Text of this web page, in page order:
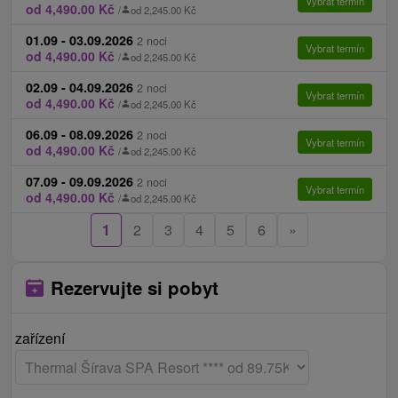
Osoby ubytované na přistýlce mají v ceně pobytu
ubytování, polopenzi a neomezený vstup do
Vodního a Saunového světa 18+.
bar, ktorý je otvorený od pondelka do nedele od
7:00 – 22:00 hod. a Albert view bar na najvyššom
poschodí vždy v piatok a v sobotu večer.
Občerstvenie je možné formou tapas ponuky jedál.
Počas súkromných a firemných akcií je možné bar
otvoriť podľa dohody. Otváracie hodiny: (len pre
hotelových hostí) : piatok, sobota a v top termínoch
(letné prázdniny): 18:00 hod. – 24:00 hod. V
hoteli sa dodržiava počas návštev gastro
prevádzok dress code.
Parkování:
Internet:WiFi připojení na internet.
od 4,490.00 Kč / od 2,245.00 Kč
01.09 - 03.09.2026 2 noci
od 4,490.00 Kč / od 2,245.00 Kč
Vybrat termín
02.09 - 04.09.2026 2 noci
od 4,490.00 Kč / od 2,245.00 Kč
Vybrat termín
06.09 - 08.09.2026 2 noci
od 4,490.00 Kč / od 2,245.00 Kč
Vybrat termín
07.09 - 09.09.2026 2 noci
od 4,490.00 Kč / od 2,245.00 Kč
Vybrat termín
1 2 3 4 5 6 »
Rezervujte si pobyt
zařízení